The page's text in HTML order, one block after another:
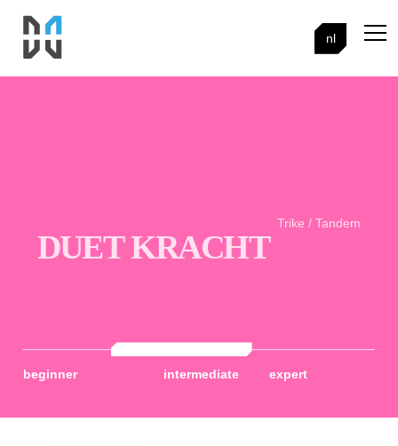
nl
beginner intermediate expert
Trike / Tandem
DUET KRACHT